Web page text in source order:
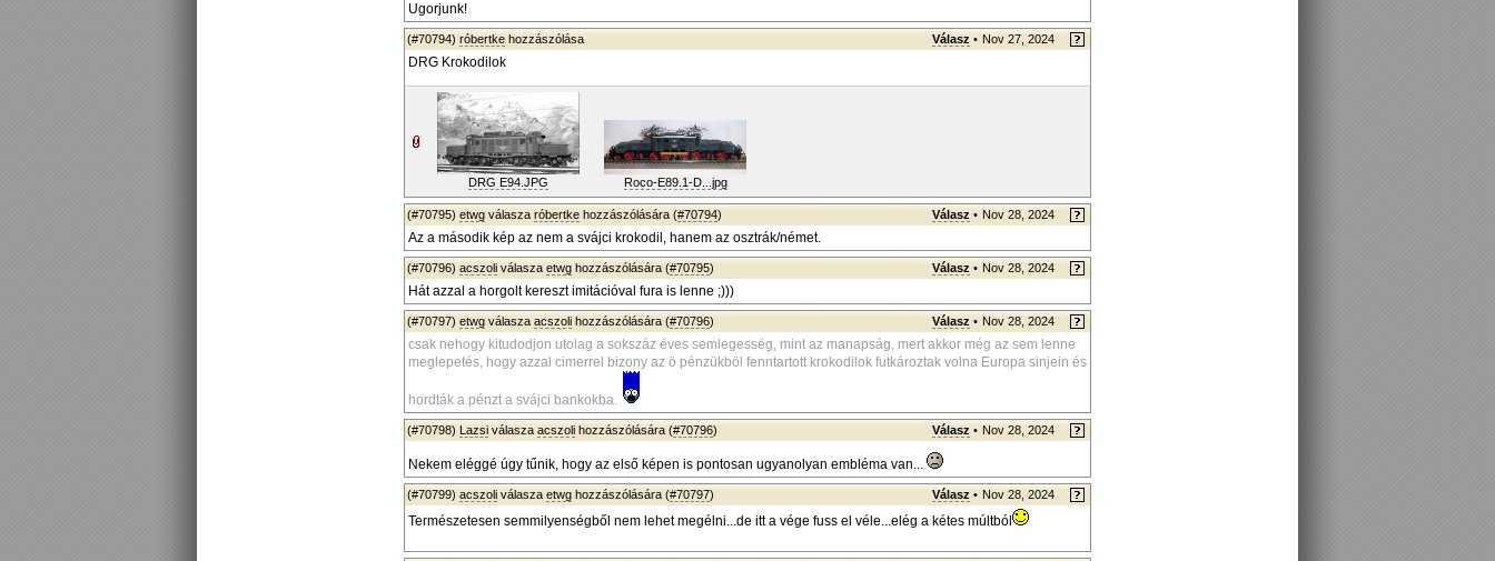
Ugorjunk!
(#70794) róbertke hozzászólása Válasz • Nov 27, 2024
DRG Krokodilok
DRG E94.JPG Roco-E89.1-D...jpg
(#70795) etwg válasza róbertke hozzászólására (#70794) Válasz • Nov 28, 2024
Az a második kép az nem a svájci krokodil, hanem az osztrák/német.
(#70796) acszoli válasza etwg hozzászólására (#70795) Válasz • Nov 28, 2024
Hát azzal a horgolt kereszt imitációval fura is lenne ;)))
(#70797) etwg válasza acszoli hozzászólására (#70796) Válasz • Nov 28, 2024
csak nehogy kitudodjon utolag a sokszáz éves semlegesség, mint az manapság, mert akkor még az sem lenne
meglepetés, hogy azzal cimerrel bizony az ö pénzükböl fenntartott krokodilok futkároztak volna Europa sinjein és
hordták a pénzt a svájci bankokba.
(#70798) Lazsi válasza acszoli hozzászólására (#70796) Válasz • Nov 28, 2024
Nekem eléggé úgy tűnik, hogy az első képen is pontosan ugyanolyan embléma van...
(#70799) acszoli válasza etwg hozzászólására (#70797) Válasz • Nov 28, 2024
Természetesen semmilyenségből nem lehet megélni...de itt a vége fuss el véle...elég a kétes múltból